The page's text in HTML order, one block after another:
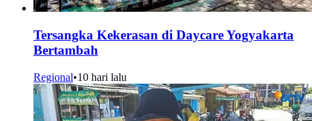
Tersangka Kekerasan di Daycare Yogyakarta
Bertambah
Regional•10 hari lalu